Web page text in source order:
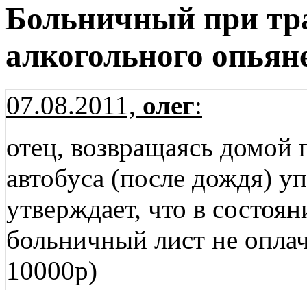
Больничный при
алкогольного
07.08.2011, олег:
отец, возвращаясь домой
автобуса (после дождя)
утверждает, что в
больничный лист не
10000р)